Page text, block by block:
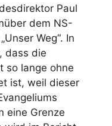
Paul
dem NS-
Weg“. In
dass die
so lange ohne
ist, weil dieser
eine Grenze